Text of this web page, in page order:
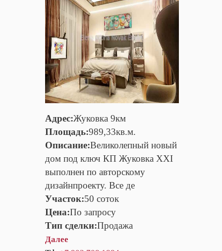
Адрес:Жуковка 9км
Площадь:989,33кв.м.
Описание:Великолепный новый
дом под ключ КП Жуковка XXI
выполнен по авторскому
дизайнпроекту. Все де
Участок:50 соток
Цена:По запросу
Тип сделки:Продажа
Далее